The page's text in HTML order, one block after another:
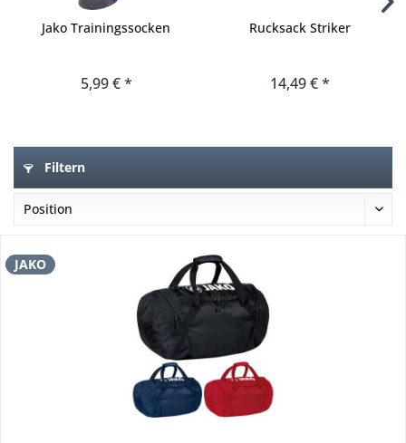
Jako Trainingssocken
5,99 € *
Rucksack Striker
14,49 € *
Filtern
JAKO